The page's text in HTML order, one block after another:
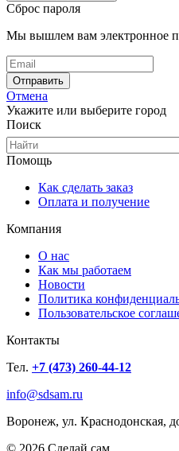
Сброс пароля
Мы вышлем вам электронное
Отмена
Укажите или выберите город
Поиск
Помощь
Как сделать заказ
Оплата и получение
Компания
О нас
Как мы работаем
Новости
Политика
Пользовательское
Контакты
Тел. +7 (473) 260-44-12
info@sdsam.ru
Воронеж, ул. Краснодонская,
© 2026 Сделай сам